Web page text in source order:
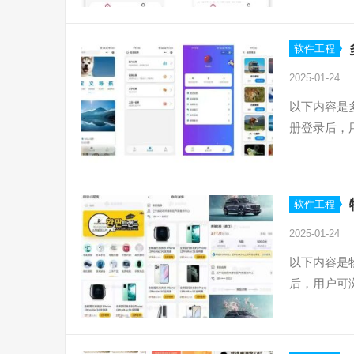
软件工程
2025-01-24
以下内容是
册登录后，
软件工程
2025-01-24
以下内容是
后，用户